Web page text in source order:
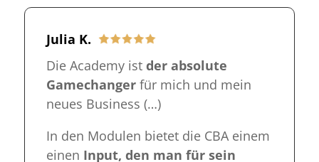
Julia K.
Die Academy ist der absolute
Gamechanger für mich und mein
neues Business (…)
In den Modulen bietet die CBA einem
einen Input, den man für sein